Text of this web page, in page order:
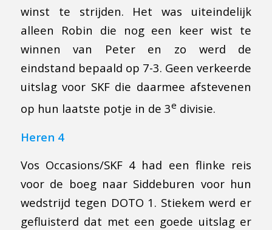
winst te strijden. Het was uiteindelijk
alleen Robin die nog een keer wist te
winnen van Peter en zo werd de
eindstand bepaald op 7-3. Geen verkeerde
uitslag voor SKF die daarmee afstevenen
op hun laatste potje in de 3e divisie.
Heren 4
Vos Occasions/SKF 4 had een flinke reis
voor de boeg naar Siddeburen voor hun
wedstrijd tegen DOTO 1. Stiekem werd er
gefluisterd dat met een goede uitslag er